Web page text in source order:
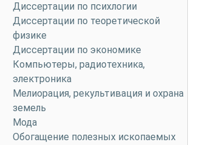
Диссертации по психлогии
Диссертации по теоретической
физике
Диссертации по экономике
Компьютеры, радиотехника,
электроника
Мелиорация, рекультивация и охрана
земель
Мода
Обогащение полезных ископаемых